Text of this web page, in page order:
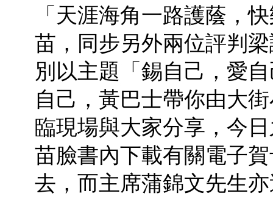
「天涯海角一路護蔭，
苗，同步另外兩位評判
別以主題「錫自己，愛
自己，黃巴士帶你由大
臨現場與大家分享，今
苗臉書內下載有關電子
去，而主席蒲錦文先生